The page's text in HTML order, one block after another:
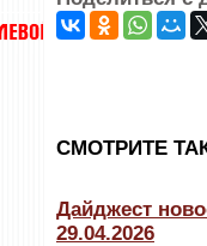
CМОТРИТЕ
Дайджест
29.04.2026